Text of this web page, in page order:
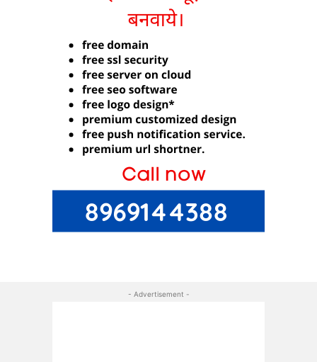
- Advertisement -